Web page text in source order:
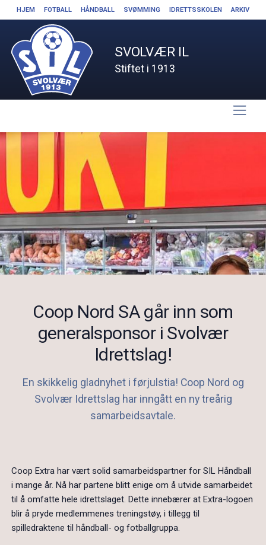
HJEM FOTBALL HÅNDBALL SVØMMING IDRETTSSKOLEN ARKIV
SVOLVÆR IL
Stiftet i 1913
Coop Nord SA går inn som
generalsponsor i Svolvær
Idrettslag!
En skikkelig gladnyhet i førjulstia! Coop Nord og
Svolvær Idrettslag har inngått en ny treårig
samarbeidsavtale.
Coop Extra har vært solid samarbeidspartner for SIL Håndball
i mange år. Nå har partene blitt enige om å utvide samarbeidet
til å omfatte hele idrettslaget. Dette innebærer at Extra-logoen
blir å pryde medlemmenes treningstøy, i tillegg til
spilledraktene til håndball- og fotballgruppa.